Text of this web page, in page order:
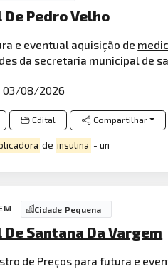
Pedro Velho
e eventual aquisição de
da secretaria municipal de
03/08/2026
Edital Compartilhar
de insulina - un
Cidade Pequena
Santana Da Vargem
de Preços para futura e